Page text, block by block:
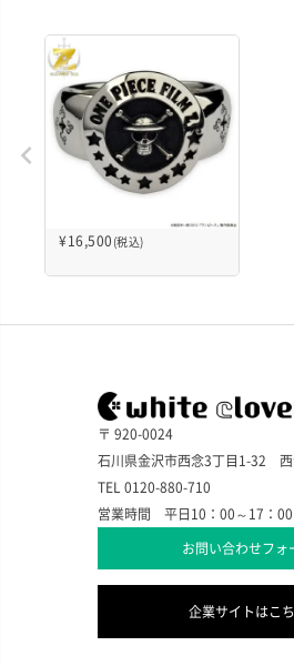
¥ 16,500 (税込)
〒 920-0024
石川県金沢市西念3丁目1-32 西
TEL 0120-880-710
営業時間 平日10：00～17：00
お問い合わせフォ
企業サイトはこ